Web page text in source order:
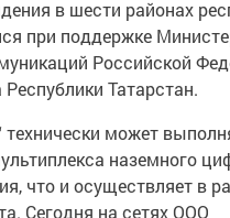
в шести районах
при поддержке
Российской
Татарстан.
технически может
наземного
что и осуществляет в
Сегодня на сетях ООО